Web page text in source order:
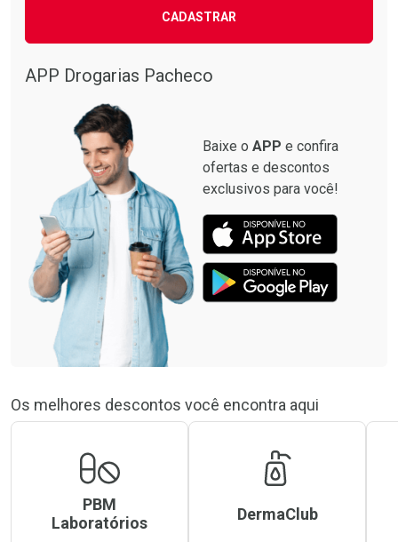
CADASTRAR
APP Drogarias Pacheco
Baixe o APP e confira
ofertas e descontos
exclusivos para você!
Os melhores descontos você encontra aqui
PBM
Laboratórios
DermaClub